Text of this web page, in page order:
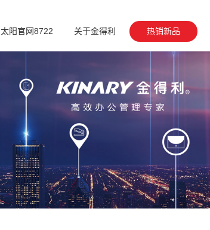
太阳官网8722 关于金得利 热销新品